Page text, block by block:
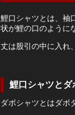
鯉口シャツとは、袖
状が鯉の口のように
丈は股引の中に入れ
鯉口シャツと
ダボシャツとはダボ